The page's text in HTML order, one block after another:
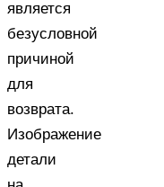
является
безусловной
причиной
для
возврата.
Изображение
детали